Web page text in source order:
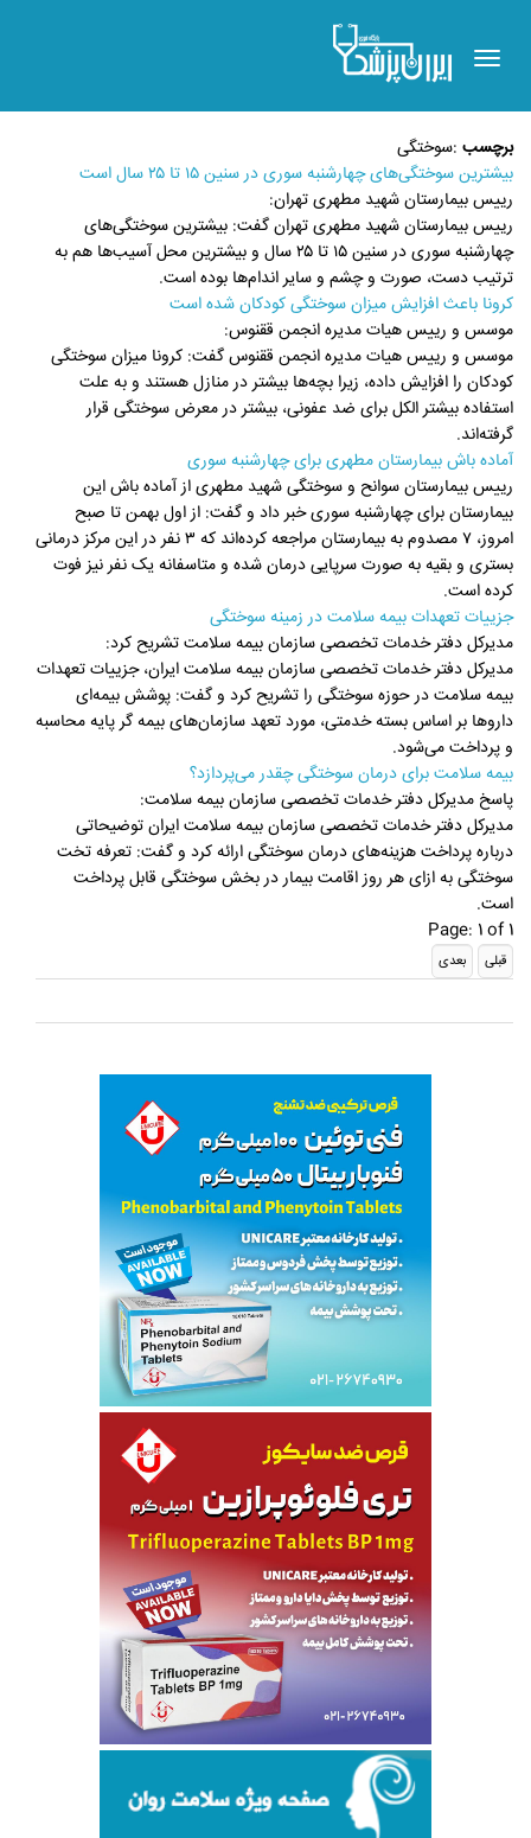
Toggle
navigation
برچسب :سوختگی
بیشترین سوختگی‌های چهارشنبه سوری در سنین ۱۵ تا ۲۵ سال است
رییس بیمارستان شهید مطهری تهران:
رییس بیمارستان شهید مطهری تهران گفت: بیشترین سوختگی‌های
چهارشنبه سوری در سنین ۱۵ تا ۲۵ سال و بیشترین محل آسیب‌ها هم به
ترتیب دست، صورت و چشم و سایر اندام‌ها بوده است.
کرونا باعث افزایش میزان سوختگی کودکان شده است
موسس و رییس هیات مدیره انجمن ققنوس:
موسس و رییس هیات مدیره انجمن ققنوس گفت: کرونا میزان سوختگی
کودکان را افزایش داده، زیرا بچه‌ها بیشتر در منازل هستند و به علت
استفاده بیشتر الکل برای ضد عفونی، بیشتر در معرض سوختگی قرار
گرفته‌اند.
آماده باش بیمارستان مطهری برای چهارشنبه سوری
رییس بیمارستان سوانح و سوختگی شهید مطهری از آماده باش این
بیمارستان برای چهارشنبه سوری خبر داد و گفت: از اول بهمن تا صبح
امروز، ۷ مصدوم به بیمارستان مراجعه کرده‌اند که ۳ نفر در این مرکز درمانی
بستری و بقیه به صورت سرپایی درمان شده و متاسفانه یک نفر نیز فوت
کرده است.
جزییات تعهدات بیمه سلامت در زمینه سوختگی
مدیرکل دفتر خدمات تخصصی سازمان بیمه سلامت تشریح کرد:
مدیرکل دفتر خدمات تخصصی سازمان بیمه سلامت ایران، جزییات تعهدات
بیمه سلامت در حوزه سوختگی را تشریح کرد و گفت: پوشش بیمه‌ای
داروها بر اساس بسته خدمتی، مورد تعهد سازمان‌های بیمه گر پایه محاسبه
و پرداخت می‌شود.
بیمه سلامت برای درمان سوختگی چقدر می‌پردازد؟
پاسخ مدیرکل دفتر خدمات تخصصی سازمان بیمه سلامت:
مدیرکل دفتر خدمات تخصصی سازمان بیمه سلامت ایران توضیحاتی
درباره پرداخت هزینه‌های درمان سوختگی ارائه کرد و گفت: تعرفه تخت
سوختگی به ازای هر روز اقامت بیمار در بخش سوختگی قابل پرداخت
است.
Page: 1 of 1